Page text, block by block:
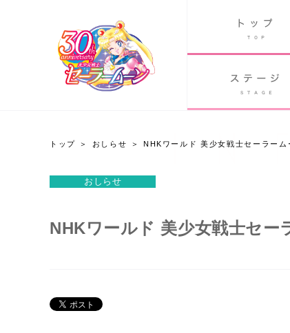
90's アニメPAST ANIME
トップ おしらせ NHKワールド 美少女戦士セーラーム
おしらせ
NHKワールド 美少女戦士セー